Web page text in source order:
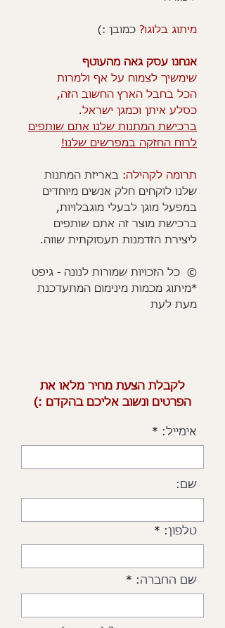
מיתוג בלוגו? כמובן :)
אנחנו עסק גאה מהעוטף
שימשיך לצמוח על אף ולמרות
הכל בחבל הארץ החשוב הזה,
כסלע איתן וכמגן ישראל.
ברכישת המתנות שלנו אתם שותפים
לרוח החזקה במפרשים שלנו!
תרומה לקהילה: באריזת המתנות
שלנו לוקחים חלק אנשים מיוחדים
במפעל מוגן לבעלי מוגבלויות,
ברכישת מוצר זה אתם שותפים
ליצירת הזדמנות תעסוקתית שווה.
© כל הזכויות שמורות לנונה - גיפט
*מיתוג מכמות מינימום המתעדכנת
מעת לעת
לקבלת הצעת מחיר מלאו את
הפרטים ונשוב אליכם בהקדם :)
אימייל:
שם:
טלפון:
שם החברה: